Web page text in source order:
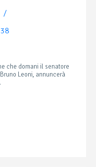
/
che domani il senatore
Leoni, annuncerà